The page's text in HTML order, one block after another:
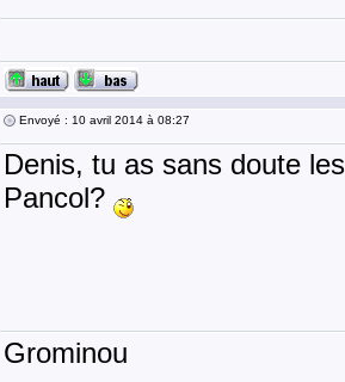
Envoyé : 10 avril 2014 à 08:27
Denis, tu as sans doute
Pancol?
Grominou